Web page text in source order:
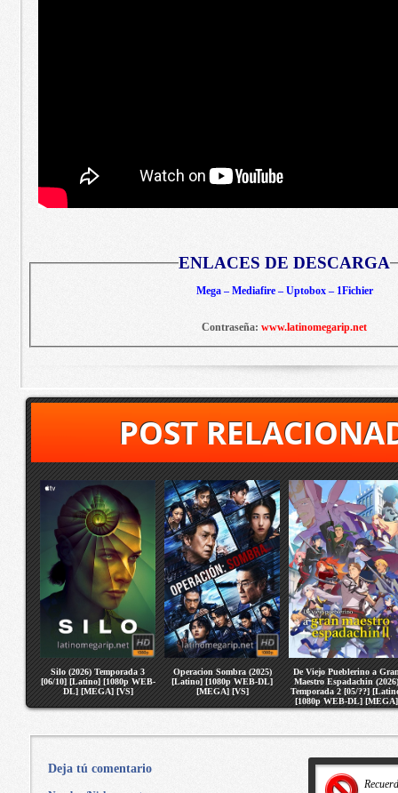
ENLACES DE DESCARGA
Mega – Mediafire – Uptobox – 1Fichier
Contraseña: www.latinomegarip.net
POST
Silo (2026) Temporada 3
[06/10] [Latino] [1080p WEB-
DL] [MEGA] [VS]
Operacion Sombra (2025)
[Latino] [1080p WEB-DL]
[MEGA] [VS]
De Viejo Pueblerino a
Maestro Espadachin (2026)
Temporada 2 [05/??]
[1080p WEB-DL] [MEGA]
[VS]
Deja tú comentario